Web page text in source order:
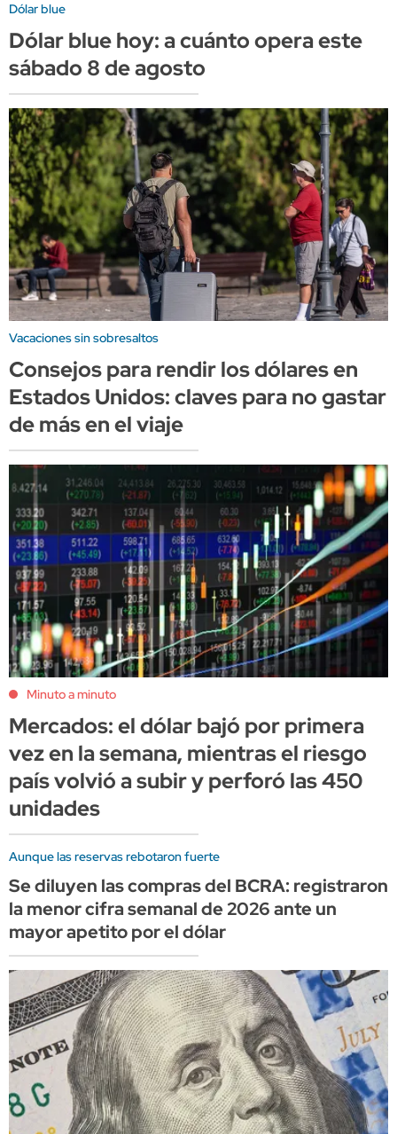
Dólar blue
Dólar blue hoy: a cuánto opera este
sábado 8 de agosto
Vacaciones sin sobresaltos
Consejos para rendir los dólares en
Estados Unidos: claves para no gastar
de más en el viaje
Minuto a minuto
Mercados: el dólar bajó por primera
vez en la semana, mientras el riesgo
país volvió a subir y perforó las 450
unidades
Aunque las reservas rebotaron fuerte
Se diluyen las compras del BCRA: registraron
la menor cifra semanal de 2026 ante un
mayor apetito por el dólar